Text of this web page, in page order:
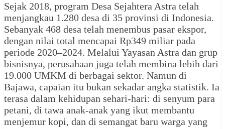
Sejak 2018, program Desa Sejahtera Astra telah
menjangkau 1.280 desa di 35 provinsi di Indonesia.
Sebanyak 468 desa telah menembus pasar ekspor,
dengan nilai total mencapai Rp349 miliar pada
periode 2020–2024. Melalui Yayasan Astra dan grup
bisnisnya, perusahaan juga telah membina lebih dari
19.000 UMKM di berbagai sektor. Namun di
Bajawa, capaian itu bukan sekadar angka statistik. Ia
terasa dalam kehidupan sehari-hari: di senyum para
petani, di tawa anak-anak yang ikut membantu
menjemur kopi, dan di semangat baru warga yang